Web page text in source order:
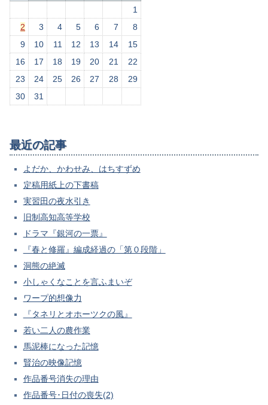
1
2
3 4 5 6 7
8
9
10 11 12 13 14
15
16
17 18 19 20 21
22
23
24 25 26 27 28
29
30
31
最近の記事
よだか、かわせみ、はちすずめ
定稿用紙上の下書稿
実習田の夜水引き
旧制高知高等学校
ドラマ『銀河の一票』
『春と修羅』編成経過の「第０段階」
洞熊の絶滅
小しゃくなことを言ふまいぞ
ワープ的想像力
『タネリとオホーツクの風』
若い二人の農作業
馬泥棒になった記憶
賢治の映像記憶
作品番号消失の理由
作品番号･日付の喪失(2)